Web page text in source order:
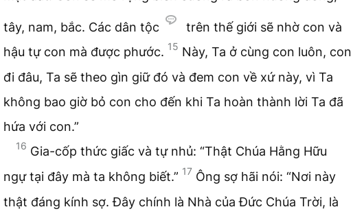
tây, nam, bắc. Các dân tộc
trên thế giới sẽ nhờ con và
hậu tự con mà được phước. 15 Này, Ta ở cùng con luôn, con
đi đâu, Ta sẽ theo gìn giữ đó và đem con về xứ này, vì Ta
không bao giờ bỏ con cho đến khi Ta hoàn thành lời Ta đã
hứa với con.”
16 Gia-cốp thức giấc và tự nhủ: “Thật Chúa Hằng Hữu
ngự tại đây mà ta không biết.” 17 Ông sợ hãi nói: “Nơi này
thật đáng kính sợ. Đây chính là Nhà của Đức Chúa Trời, là